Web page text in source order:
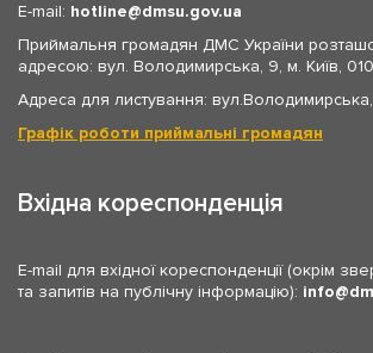
E-mail: hotline
dmsu.gov.ua
Приймальня громадян ДМС України
адресою: вул. Володимирська, 9, м. Київ,
Адреса для листування: вул.Володимирська,
Графік роботи приймальні громадян
Вхідна кореспонденція
E-mail для вхідної кореспонденції (окрім
та запитів на публічну інформацію): info